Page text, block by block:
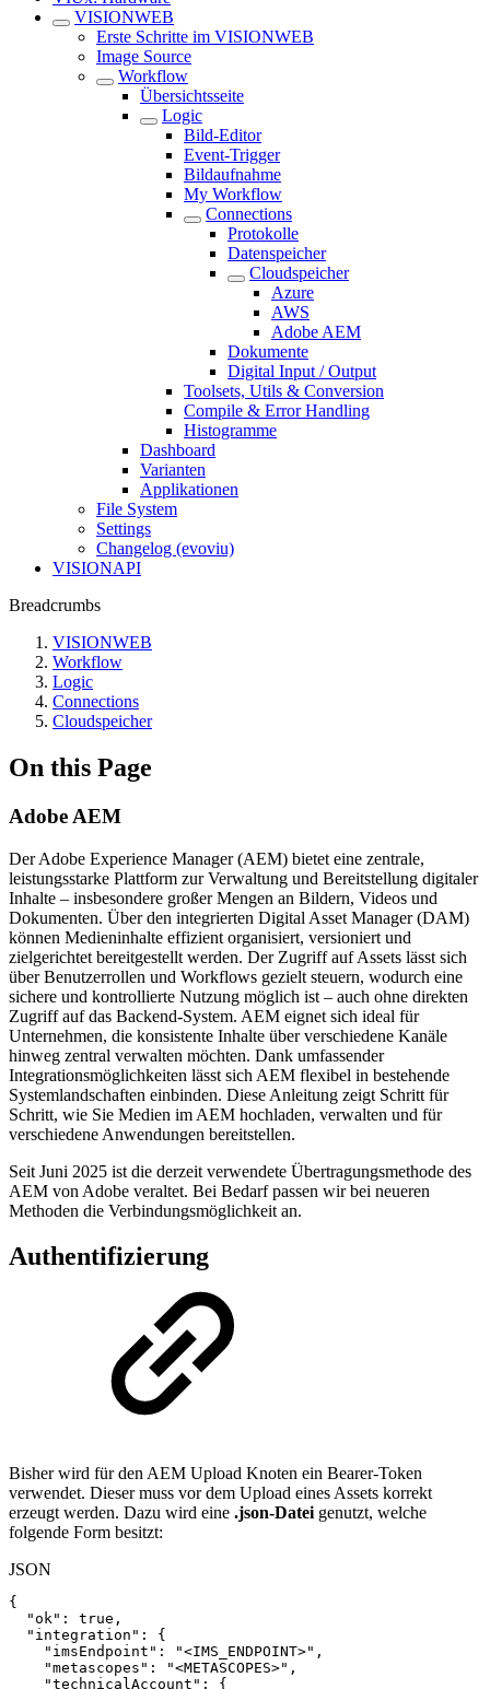
VISIONWEB
Erste Schritte im VISIONWEB
Image Source
Workflow
Übersichtsseite
Logic
Bild-Editor
Event-Trigger
Bildaufnahme
My Workflow
Connections
Protokolle
Datenspeicher
Cloudspeicher
Azure
AWS
Adobe AEM
Dokumente
Digital Input / Output
Toolsets, Utils & Conversion
Compile & Error Handling
Histogramme
Dashboard
Varianten
Applikationen
File System
Settings
Changelog (evoviu)
VISIONAPI
Breadcrumbs
VISIONWEB
Workflow
Logic
Connections
Cloudspeicher
On this Page
Adobe AEM
Der Adobe Experience Manager (AEM) bietet eine zentrale,
leistungsstarke Plattform zur Verwaltung und Bereitstellung digitaler
Inhalte – insbesondere großer Mengen an Bildern, Videos und
Dokumenten. Über den integrierten Digital Asset Manager (DAM)
können Medieninhalte effizient organisiert, versioniert und
zielgerichtet bereitgestellt werden. Der Zugriff auf Assets lässt sich
über Benutzerrollen und Workflows gezielt steuern, wodurch eine
sichere und kontrollierte Nutzung möglich ist – auch ohne direkten
Zugriff auf das Backend-System. AEM eignet sich ideal für
Unternehmen, die konsistente Inhalte über verschiedene Kanäle
hinweg zentral verwalten möchten. Dank umfassender
Integrationsmöglichkeiten lässt sich AEM flexibel in bestehende
Systemlandschaften einbinden. Diese Anleitung zeigt Schritt für
Schritt, wie Sie Medien im AEM hochladen, verwalten und für
verschiedene Anwendungen bereitstellen.
Seit Juni 2025 ist die derzeit verwendete Übertragungsmethode des
AEM von Adobe veraltet. Bei Bedarf passen wir bei neueren
Methoden die Verbindungsmöglichkeit an.
Authentifizierung
Bisher wird für den AEM Upload Knoten ein Bearer-Token
verwendet. Dieser muss vor dem Upload eines Assets korrekt
erzeugt werden. Dazu wird eine .json-Datei genutzt, welche
folgende Form besitzt:
JSON
{
"ok" : true ,
"integration" :
{
"imsEndpoint" : "<IMS_ENDPOINT>" ,
"metascopes" : "<METASCOPES>" ,
"technicalAccount" : {